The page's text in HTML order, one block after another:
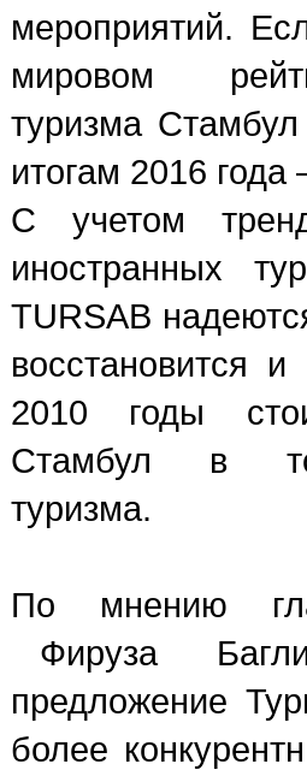
мероприятий.
мировом
туризма
итогам 2016
С учетом
иностранных
TURSAB
восстановится
2010 годы
Стамбул в
туризма.
По мнению
Фируза
предложение
более